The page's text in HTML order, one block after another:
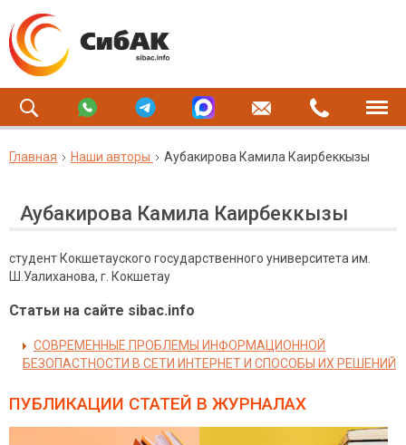
Главная Наши авторы Аубакирова Камила Каирбеккызы
Аубакирова Камила Каирбеккызы
студент Кокшетауского государственного университета им.
Ш.Уалиханова, г. Кокшетау
Статьи на сайте sibac.info
СОВРЕМЕННЫЕ ПРОБЛЕМЫ ИНФОРМАЦИОННОЙ
БЕЗОПАСТНОСТИ В СЕТИ ИНТЕРНЕТ И СПОСОБЫ ИХ РЕШЕНИЙ
ПУБЛИКАЦИИ СТАТЕЙ В ЖУРНАЛАХ